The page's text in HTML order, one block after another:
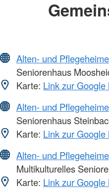
Alten- und Pflegeheime
Seniorenhaus
Karte: Link zur
Alten- und Pflegeheime
Seniorenhaus
Karte: Link zur
Alten- und Pflegeheime
Multikulturelles
Karte: Link zur